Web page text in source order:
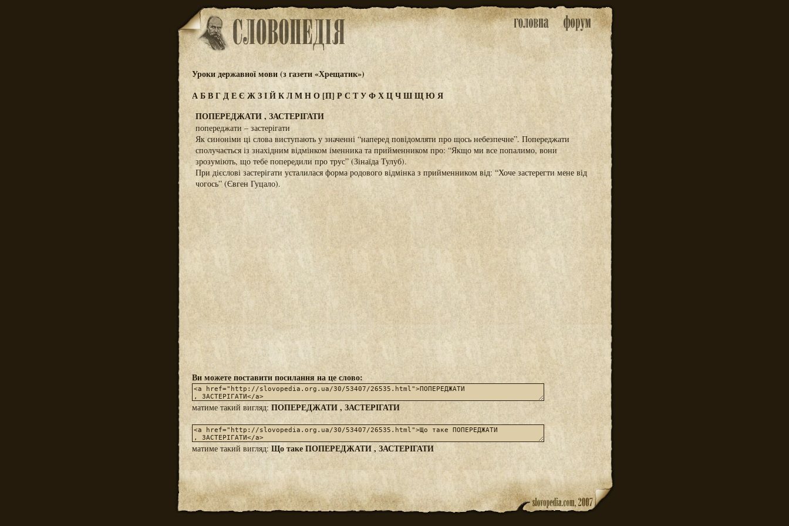
Уроки державної мови (з газети «Хрещатик»)
АБВГДЕЄЖЗІЙКЛМНО[П] РСТУФХЦЧШЩЮЯ
ПОПЕРЕДЖАТИ , ЗАСТЕРІГАТИ
попереджати – застерігати
Як синоніми ці слова виступають у значенні “наперед повідомляти про щось небезпечне”. Попереджати
сполучається із знахідним відмінком іменника та прийменником про: “Якщо ми все попалимо, вони
зрозуміють, що тебе попередили про трус” (Зінаїда Тулуб).
При дієслові застерігати усталилася форма родового відмінка з прийменником від: “Хоче застерегти мене від
чогось” (Євген Гуцало).
Ви можете поставити посилання на це слово:
матиме такий вигляд: ПОПЕРЕДЖАТИ , ЗАСТЕРІГАТИ
матиме такий вигляд: Що таке ПОПЕРЕДЖАТИ , ЗАСТЕРІГАТИ